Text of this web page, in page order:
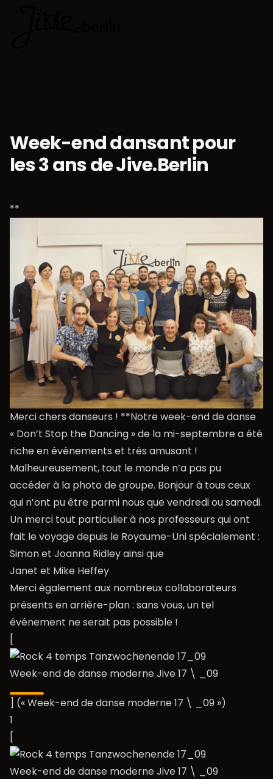
Week-end dansant pour
les 3 ans de Jive.Berlin
**
Merci chers danseurs ! **Notre week-end de danse
« Don’t Stop the Dancing » de la mi-septembre a été
riche en événements et très amusant !
Malheureusement, tout le monde n’a pas pu
accéder à la photo de groupe. Bonjour à tous ceux
qui n’ont pu être parmi nous que vendredi ou samedi.
Un merci tout particulier à nos professeurs qui ont
fait le voyage depuis le Royaume-Uni spécialement :
Simon et Joanna Ridley ainsi que
Janet et Mike Heffey
Merci également aux nombreux collaborateurs
présents en arrière-plan : sans vous, un tel
événement ne serait pas possible !
[
Week-end de danse moderne Jive 17 \ _09
] (« Week-end de danse moderne 17 \ _09 »)
1
[
Week-end de danse moderne Jive 17 \ _09